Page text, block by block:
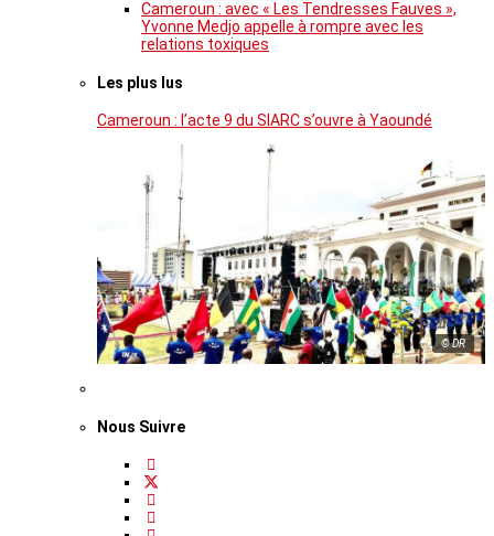
Cameroun : avec « Les Tendresses Fauves »,
Yvonne Medjo appelle à rompre avec les
relations toxiques
Les plus lus
Cameroun : l’acte 9 du SIARC s’ouvre à Yaoundé
© DR
Nous Suivre